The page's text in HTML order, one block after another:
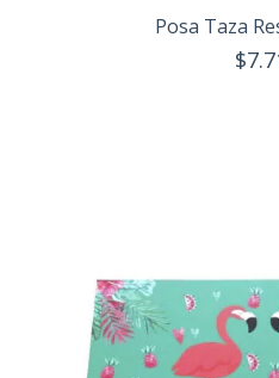
Posa Taza